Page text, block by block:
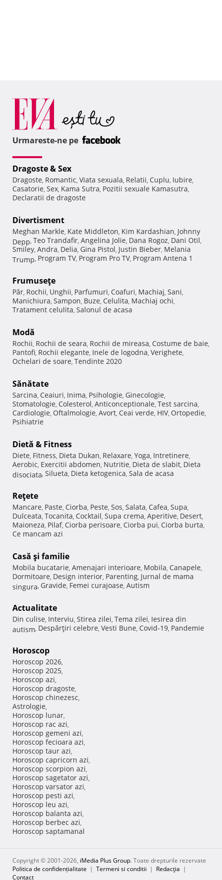
Urmareste-ne pe
Dragoste & Sex
Dragoste, Romantic, Viata sexuala, Relatii, Cuplu, Iubire,
Casatorie, Sex, Kama Sutra, Pozitii sexuale Kamasutra,
Declaratii de dragoste
Divertisment
Meghan Markle, Kate Middleton, Kim Kardashian, Johnny
Depp, Teo Trandafir, Angelina Jolie, Dana Rogoz, Dani Otil,
Smiley, Andra, Delia, Gina Pistol, Justin Bieber, Melania
Trump, Program TV, Program Pro TV, Program Antena 1
Frumuseţe
Păr, Rochii, Unghii, Parfumuri, Coafuri, Machiaj, Sani,
Manichiura, Sampon, Buze, Celulita, Machiaj ochi,
Tratament celulita, Salonul de acasa
Modă
Rochii, Rochii de seara, Rochii de mireasa, Costume de baie,
Pantofi, Rochii elegante, Inele de logodna, Verighete,
Ochelari de soare, Tendinte 2020
Sănătate
Sarcina, Ceaiuri, Inima, Psihologie, Ginecologie,
Stomatologie, Colesterol, Anticonceptionale, Test sarcina,
Cardiologie, Oftalmologie, Avort, Ceai verde, HIV, Ortopedie,
Psihiatrie
Dietă & Fitness
Diete, Fitness, Dieta Dukan, Relaxare, Yoga, Intretinere,
Aerobic, Exercitii abdomen, Nutritie, Dieta de slabit, Dieta
disociata, Silueta, Dieta ketogenica, Sala de acasa
Reţete
Mancare, Paste, Ciorba, Peste, Sos, Salata, Cafea, Supa,
Dulceata, Tocanita, Cocktail, Supa crema, Aperitive, Desert,
Maioneza, Pilaf, Ciorba perisoare, Ciorba pui, Ciorba burta,
Ce mancam azi
Casă şi familie
Mobila bucatarie, Amenajari interioare, Mobila, Canapele,
Dormitoare, Design interior, Parenting, Jurnal de mama
singura, Gravide, Femei curajoase, Autism
Actualitate
Din culise, Interviu, Stirea zilei, Tema zilei, Iesirea din
autism, Despărţiri celebre, Vesti Bune, Covid-19, Pandemie
Horoscop
Horoscop 2026,
Horoscop 2025,
Horoscop azi,
Horoscop dragoste,
Horoscop chinezesc,
Astrologie,
Horoscop lunar,
Horoscop rac azi,
Horoscop gemeni azi,
Horoscop fecioara azi,
Horoscop taur azi,
Horoscop capricorn azi,
Horoscop scorpion azi,
Horoscop sagetator azi,
Horoscop varsator azi,
Horoscop pesti azi,
Horoscop leu azi,
Horoscop balanta azi,
Horoscop berbec azi,
Horoscop saptamanal
Copyright © 2001-2026, iMedia Plus Group. Toate drepturile rezervate
Politica de confidențialitate | Termeni si conditii | Redacţia |
Contact